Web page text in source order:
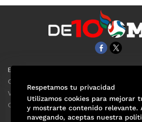
EL UNIVERSAL
Clase
ViveUSA
Confabulario
Respetamos tu privacidad
Utilizamos cookies para mejorar
y mostrarte contenido relevante.
navegando, aceptas nuestra